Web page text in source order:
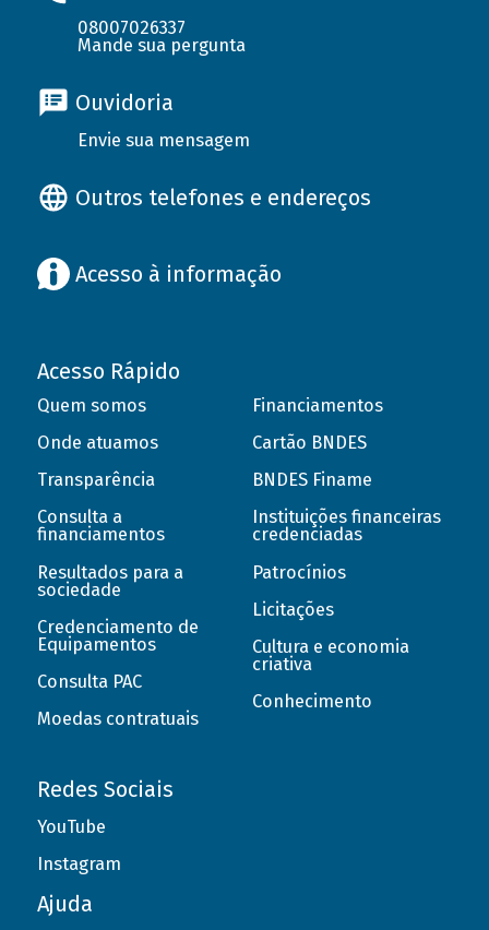
08007026337
Mande sua pergunta
Ouvidoria
Envie sua mensagem
Outros telefones e endereços
Acesso à informação
Acesso Rápido
Quem somos
Onde atuamos
Transparência
Consulta a
financiamentos
Resultados para a
sociedade
Credenciamento de
Equipamentos
Consulta PAC
Moedas contratuais
Financiamentos
Cartão BNDES
BNDES Finame
Instituições financeiras
credenciadas
Patrocínios
Licitações
Cultura e economia
criativa
Conhecimento
Redes Sociais
YouTube
Instagram
Ajuda